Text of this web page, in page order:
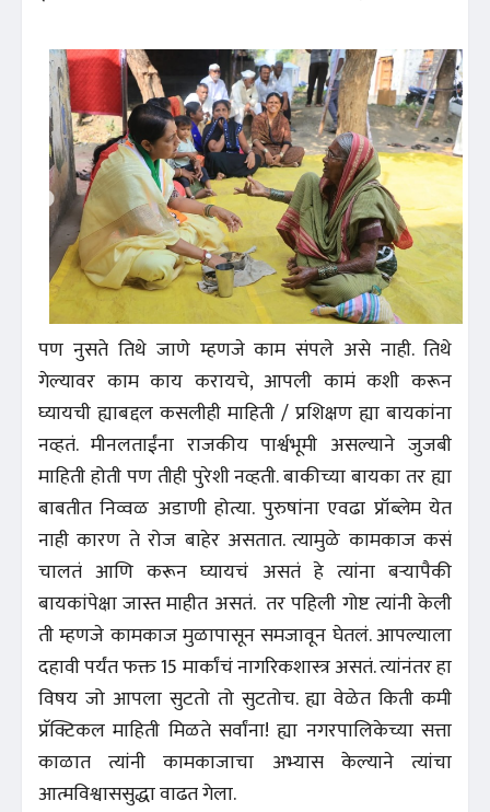
पण नुसते तिथे जाणे म्हणजे काम संपले असे नाही. तिथे
गेल्यावर काम काय करायचे, आपली कामं कशी करून
घ्यायची ह्याबद्दल कसलीही माहिती / प्रशिक्षण ह्या बायकांना
नव्हतं. मीनलताईंना राजकीय पार्श्वभूमी असल्याने जुजबी
माहिती होती पण तीही पुरेशी नव्हती. बाकीच्या बायका तर ह्या
बाबतीत निव्वळ अडाणी होत्या. पुरुषांना एवढा प्रॉब्लेम येत
नाही कारण ते रोज बाहेर असतात. त्यामुळे कामकाज कसं
चालतं आणि करून घ्यायचं असतं हे त्यांना बऱ्यापैकी
बायकांपेक्षा जास्त माहीत असतं. तर पहिली गोष्ट त्यांनी केली
ती म्हणजे कामकाज मुळापासून समजावून घेतलं. आपल्याला
दहावी पर्यंत फक्त 15 मार्कांचं नागरिकशास्त्र असतं. त्यांनंतर हा
विषय जो आपला सुटतो तो सुटतोच. ह्या वेळेत किती कमी
प्रॅक्टिकल माहिती मिळते सर्वांना! ह्या नगरपालिकेच्या सत्ता
काळात त्यांनी कामकाजाचा अभ्यास केल्याने त्यांचा
आत्मविश्वाससुद्धा वाढत गेला.